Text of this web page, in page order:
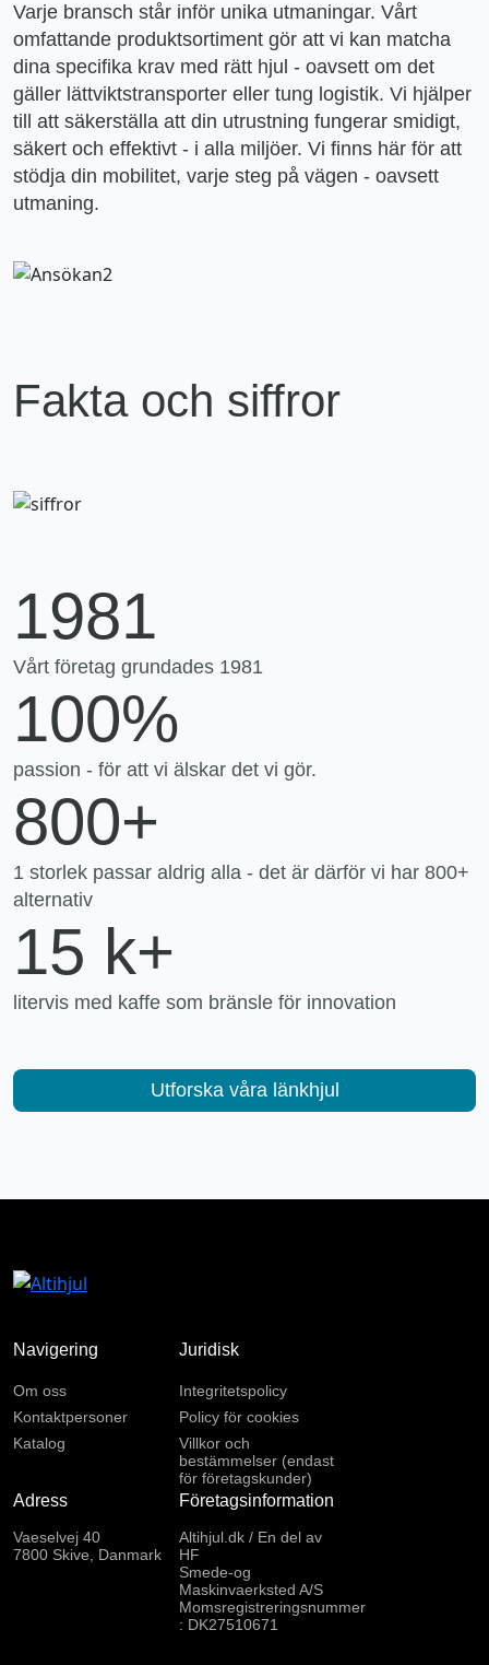
Varje bransch står inför unika utmaningar. Vårt
omfattande produktsortiment gör att vi kan matcha
dina specifika krav med rätt hjul - oavsett om det
gäller lättviktstransporter eller tung logistik. Vi hjälper
till att säkerställa att din utrustning fungerar smidigt,
säkert och effektivt - i alla miljöer. Vi finns här för att
stödja din mobilitet, varje steg på vägen - oavsett
utmaning.
Fakta och siffror
1981
Vårt företag grundades 1981
100%
passion - för att vi älskar det vi gör.
800+
1 storlek passar aldrig alla - det är därför vi har 800+
alternativ
15 k+
litervis med kaffe som bränsle för innovation
Utforska våra länkhjul
Navigering
Om oss
Kontaktpersoner
Katalog
Juridisk
Integritetspolicy
Policy för cookies
Villkor och
bestämmelser (endast
för företagskunder)
Adress
Vaeselvej 40
7800 Skive, Danmark
Företagsinformation
Altihjul.dk / En del av
HF
Smede-og
Maskinvaerksted A/S
Momsregistreringsnummer
: DK27510671